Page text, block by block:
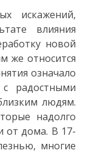
искажений,
влияния
новой
же относится
означало
радостными
людям.
надолго
от дома. В 17-
многие